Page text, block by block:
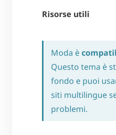
Risorse utili
Moda è
Questo tema è
fondo e puoi
siti multilingue
problemi.